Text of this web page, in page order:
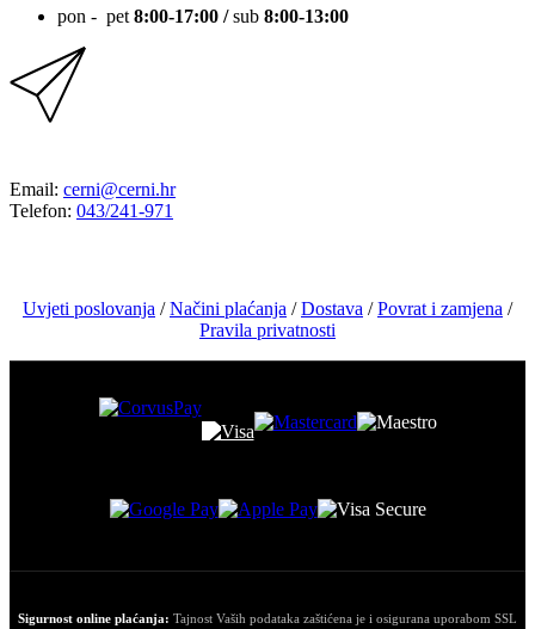
pon - pet8:00-17:00 /sub 8:00-13:00
Email: cerni@cerni.hr
Telefon: 043/241-971
Uvjeti poslovanja /Načini plaćanja /Dostava /Povrat i zamjena /
Pravila privatnosti
Sigurnost online plaćanja: Tajnost Vaših podataka zaštićena je i osigurana uporabom SSL